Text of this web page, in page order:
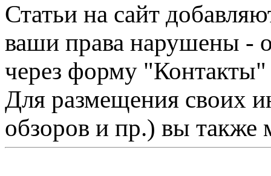
Статьи на сайт
ваши права нарушены -
через форму "Контакты"
Для размещения своих
обзоров и пр.) вы также